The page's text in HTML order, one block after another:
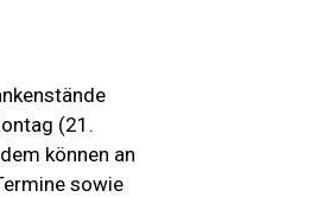
(21.
können an
sowie